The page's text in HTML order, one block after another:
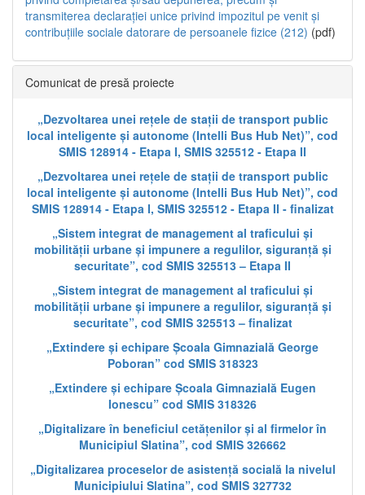
transmiterea declarației unice privind impozitul pe venit și
contribuțiile sociale datorare de persoanele fizice (212) (pdf)
Comunicat de presă proiecte
„Dezvoltarea unei rețele de stații de transport public
local inteligente și autonome (Intelli Bus Hub Net)”, cod
SMIS 128914 - Etapa I, SMIS 325512 - Etapa II
„Dezvoltarea unei rețele de stații de transport public
local inteligente și autonome (Intelli Bus Hub Net)”, cod
SMIS 128914 - Etapa I, SMIS 325512 - Etapa II - finalizat
„Sistem integrat de management al traficului și
mobilității urbane și impunere a regulilor, siguranță și
securitate”, cod SMIS 325513 – Etapa II
„Sistem integrat de management al traficului și
mobilității urbane și impunere a regulilor, siguranță și
securitate”, cod SMIS 325513 – finalizat
„Extindere și echipare Școala Gimnazială George
Poboran” cod SMIS 318323
„Extindere și echipare Școala Gimnazială Eugen
Ionescu” cod SMIS 318326
„Digitalizare în beneficiul cetățenilor și al firmelor în
Municipiul Slatina”, cod SMIS 326662
„Digitalizarea proceselor de asistență socială la nivelul
Municipiului Slatina”, cod SMIS 327732